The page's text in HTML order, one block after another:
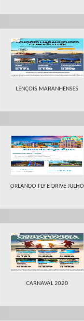
LENÇOIS MARANHENSES
ORLANDO FLY E DRIVE JULHO
CARNAVAL 2020